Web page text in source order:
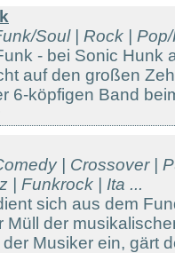
Soul | Rock |
- bei Sonic Hunk
auf den großen
6-köpfigen Band
| Crossover |
| Funkrock | Ita ...
sich aus dem
Müll der
Musiker ein, gärt